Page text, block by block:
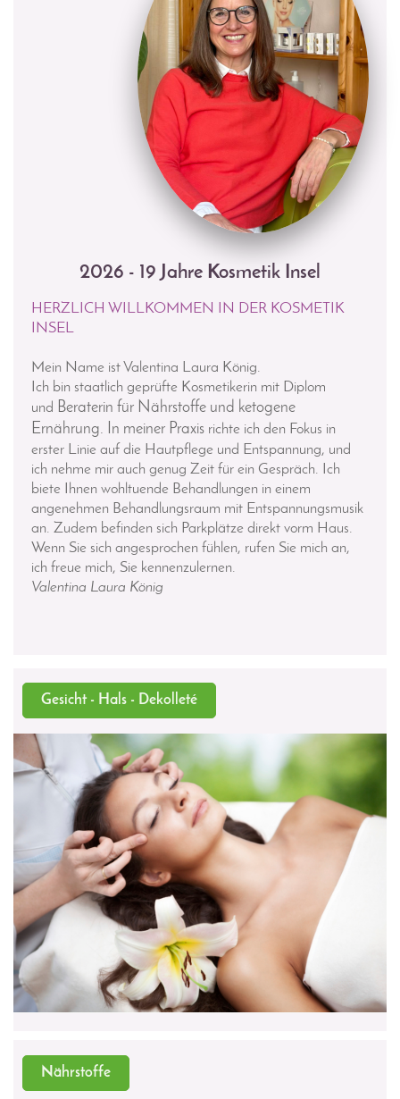
2026 - 19 Jahre Kosmetik Insel
HERZLICH WILLKOMMEN IN DER KOSMETIK
INSEL
Mein Name ist Valentina Laura König.
Ich bin staatlich geprüfte Kosmetikerin mit Diplom
und Beraterin für Nährstoffe und ketogene
Ernährung. In meiner Praxis richte ich den Fokus in
erster Linie auf die Hautpflege und Entspannung, und
ich nehme mir auch genug Zeit für ein Gespräch. Ich
biete Ihnen wohltuende Behandlungen in einem
angenehmen Behandlungsraum mit Entspannungsmusik
an. Zudem befinden sich Parkplätze direkt vorm Haus.
Wenn Sie sich angesprochen fühlen, rufen Sie mich an,
ich freue mich, Sie kennenzulernen.
Valentina Laura König
Gesicht - Hals - Dekolleté
Nährstoffe